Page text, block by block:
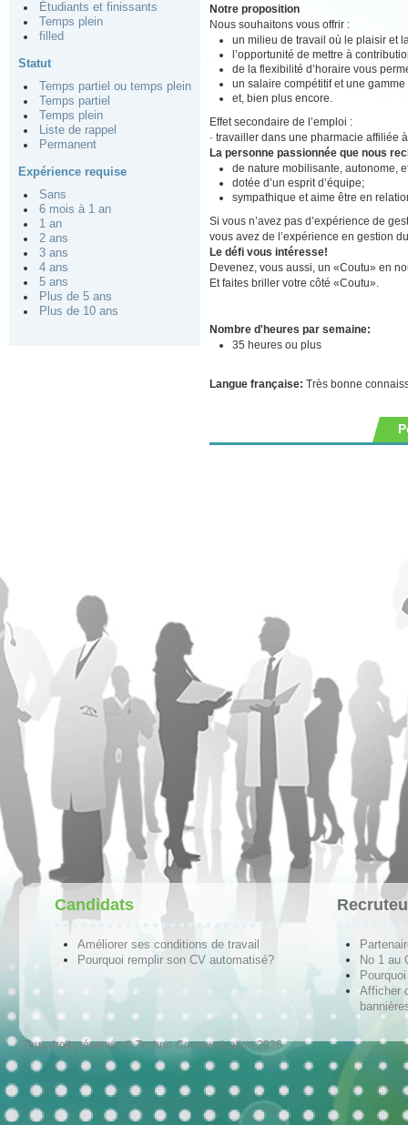
Étudiants et finissants
Temps plein
filled
Statut
Temps partiel ou temps plein
Temps partiel
Temps plein
Liste de rappel
Permanent
Expérience requise
Sans
6 mois à 1 an
1 an
2 ans
3 ans
4 ans
5 ans
Plus de 5 ans
Plus de 10 ans
Notre proposition
Nous souhaitons vous offrir :
un milieu de travail où le plaisir et
l’opportunité de mettre à
de la flexibilité d’horaire vous
un salaire compétitif et une gamme
et, bien plus encore.
Effet secondaire de l’emploi :
· travailler dans une pharmacie affiliée
La personne passionnée que nous
de nature mobilisante, autonome,
dotée d’un esprit d’équipe;
sympathique et aime être en
Si vous n’avez pas d’expérience de
vous avez de l’expérience en gestion
Le défi vous intéresse!
Devenez, vous aussi, un «Coutu» en
Et faites briller votre côté «Coutu».
Nombre d'heures par semaine:
35 heures ou plus
Langue française: Très bonne
Candidats
Améliorer ses conditions de travail
Pourquoi remplir son CV automatisé?
No 1 au
Afficher
Tous droits réservés © Techno-Communication 2026